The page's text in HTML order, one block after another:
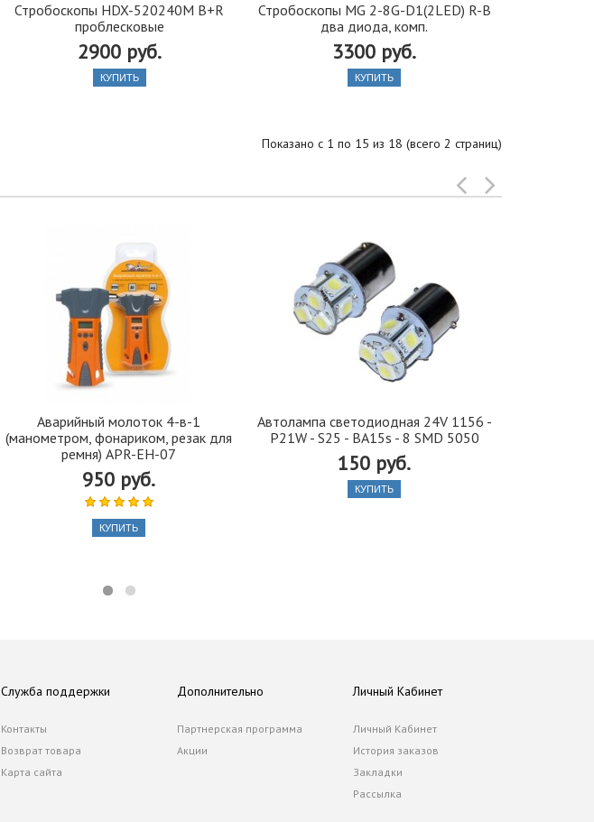
Стробоскопы HDX-520240М B+R
проблесковые
2900 руб.
КУПИТЬ
Стробоскопы MG 2-8G-D1(2LED) R-B
два диода, комп.
3300 руб.
КУПИТЬ
Показано с 1 по 15 из 18 (всего 2 страниц)
Аварийный молоток 4-в-1
(манометром, фонариком, резак для
ремня) APR-EH-07
950 руб.
КУПИТЬ
Автолампа cветодиодная 24V 1156 -
P21W - S25 - BA15s - 8 SMD 5050
150 руб.
КУПИТЬ
Служба поддержки
Контакты
Возврат товара
Карта сайта
Дополнительно
Партнерская программа
Акции
Личный Кабинет
Личный Кабинет
История заказов
Закладки
Рассылка